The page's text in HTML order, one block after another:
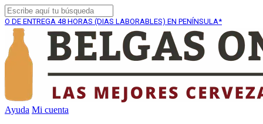
48 HORAS (DIAS LABORABLES) EN PENÍNSULA*
Ayuda Mi cuenta